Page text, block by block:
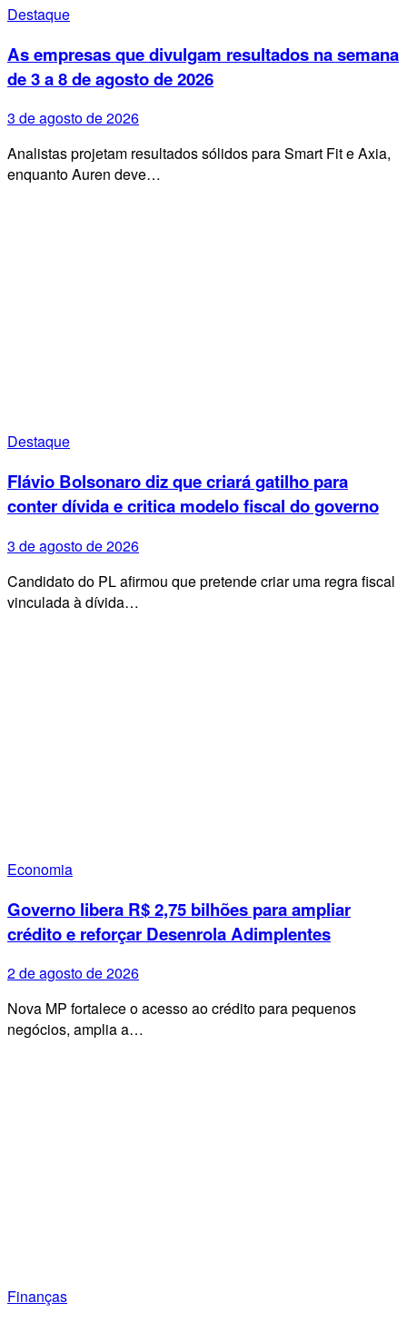
Destaque
As empresas que divulgam resultados na semana
de 3 a 8 de agosto de 2026
3 de agosto de 2026
Analistas projetam resultados sólidos para Smart Fit e Axia,
enquanto Auren deve…
Destaque
Flávio Bolsonaro diz que criará gatilho para
conter dívida e critica modelo fiscal do governo
3 de agosto de 2026
Candidato do PL afirmou que pretende criar uma regra fiscal
vinculada à dívida…
Economia
Governo libera R$ 2,75 bilhões para ampliar
crédito e reforçar Desenrola Adimplentes
2 de agosto de 2026
Nova MP fortalece o acesso ao crédito para pequenos
negócios, amplia a…
Finanças